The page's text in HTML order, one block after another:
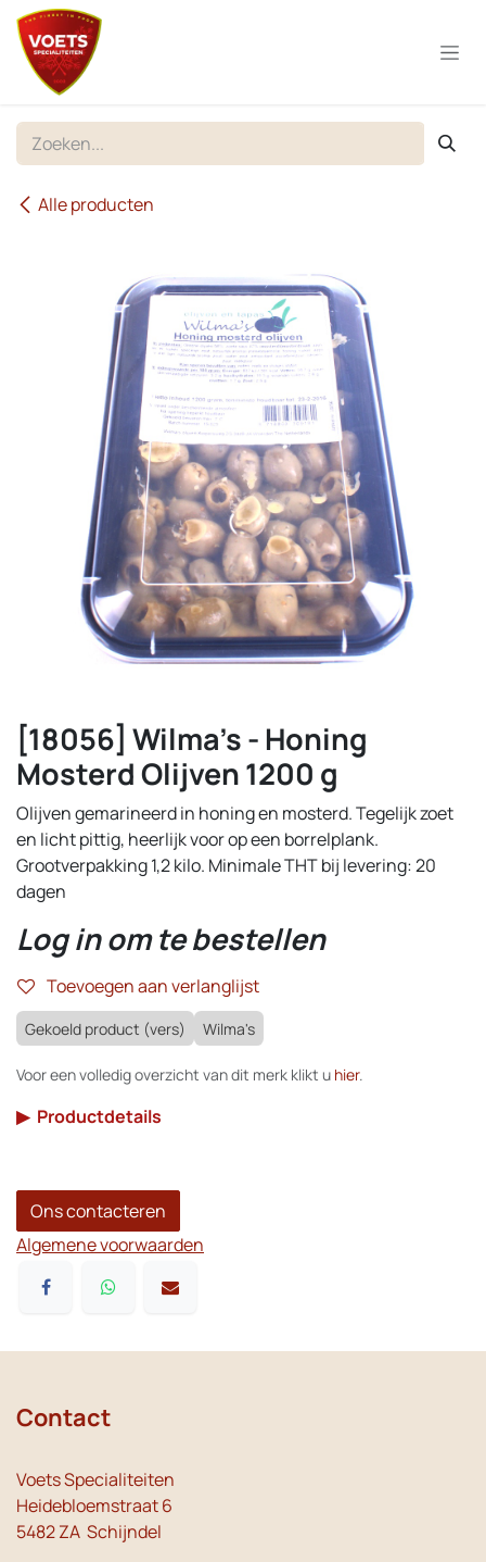
Overslaan naar inhoud
Alle producten
[18056] Wilma's - Honing
Mosterd Olijven 1200 g
Olijven gemarineerd in honing en mosterd. Tegelijk zoet
en licht pittig, heerlijk voor op een borrelplank.
Grootverpakking 1,2 kilo. Minimale THT bij levering: 20
dagen
Log in om te bestellen
Toevoegen aan verlanglijst
Gekoeld product (vers) Wilma's
Voor een volledig overzicht van dit merk klikt u hier.
▶ Productdetails
Ons contacteren
Algemene voorwaarden
Contact
Voets Specialiteiten
Heidebloemstraat 6
5482 ZA Schijndel